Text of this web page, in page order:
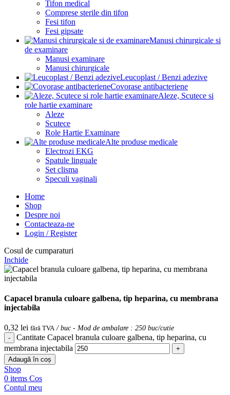
Tifon medical
Comprese sterile din tifon
Fesi tifon
Fesi gipsate
Manusi chirurgicale si
de examinare
Manusi examinare
Manusi chirurgicale
Leucoplast / Benzi adezive
Covorase antibacteriene
Aleze, Scutece si
role hartie examinare
Aleze
Scutece
Role Hartie Examinare
Alte produse medicale
Electrozi EKG
Spatule linguale
Set clisma
Speculi vaginali
Home
Shop
Despre noi
Contacteaza-ne
Login / Register
Cosul de cumparaturi
Inchide
Capacel branula culoare galbena, tip heparina, cu membrana
injectabila
0,32 lei fără TVA/ buc - Mod de ambalare : 250 buc/cutie
Cantitate Capacel branula culoare galbena, tip heparina, cu
membrana injectabila
Adaugă în coș
Shop
0 items Cos
Contul meu